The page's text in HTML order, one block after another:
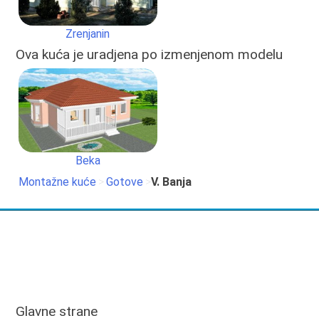
Zrenjanin
Ova kuća je uradjena po izmenjenom modelu
Beka
Montažne kuće > Gotove >V. Banja
Glavne strane